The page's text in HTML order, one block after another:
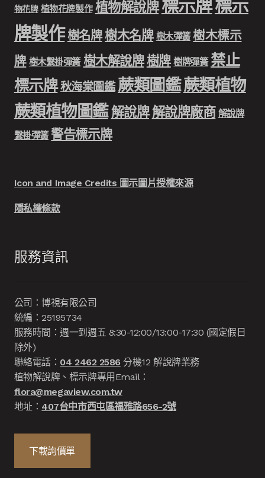
物花牌 植物花牌製作 植物解說牌 標示牌標示
牌製作樹名牌樹木名牌 樹木彈簧 樹木標示
牌 樹木繫掛彈簧 樹木解說牌樹牌 樹牌彈簧 禁止
標示牌 秋海棠圖鑑 蕨類圖鑑蕨類植物
蕨類植物圖鑑解說牌解說牌廠商 解說牌
繫掛彈簧 警告標示牌
Icon and Image Credits 圖示圖片授權來源
隱私權條款
服務資訊
公司：博視有限公司
統編：25195734
服務時間：週一到週五 8:30-12:00/13:00-17:30 (國定假日
除外)
聯絡電話： 04 2462 2586分機12 解說牌業務
植物解說牌、標示牌專用Email：
flora@megaview.com.tw
地址： 407台中市西屯區福雅路656-2號
下載詢價單